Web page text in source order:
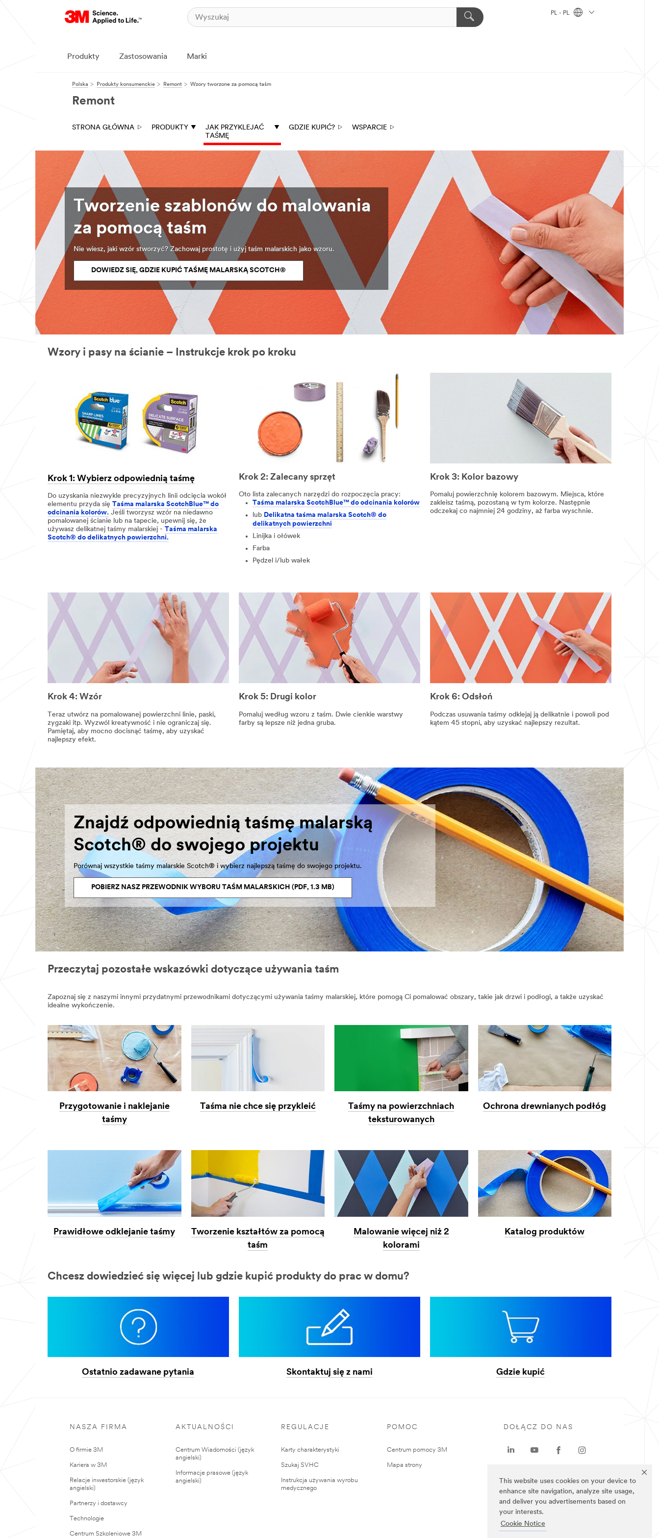
This website uses cookies on your device to
enhance site navigation, analyze site usage,
and deliver you advertisements based on
your interests.
Cookie Notice
PL - PL
Produkty Zastosowania Marki
Polska Produkty konsumenckie Remont Wzory tworzone za pomocą taśm
Remont
STRONA GŁÓWNA PRODUKTY
JAK PRZYKLEJAĆ
TAŚMĘ
GDZIE KUPIĆ? WSPARCIE
Tworzenie szablonów do malowania
za pomocą taśm
Nie wiesz, jaki wzór stworzyć? Zachowaj prostotę i użyj taśm malarskich jako wzoru.
DOWIEDZ SIĘ, GDZIE KUPIĆ TAŚMĘ MALARSKĄ SCOTCH®
Wzory i pasy na ścianie – Instrukcje krok po kroku
Krok 1: Wybierz odpowiednią taśmę
Do uzyskania niezwykle precyzyjnych linii odcięcia wokół
elementu przyda się Taśma malarska ScotchBlue™ do
odcinania kolorów. Jeśli tworzysz wzór na niedawno
pomalowanej ścianie lub na tapecie, upewnij się, że
używasz delikatnej taśmy malarskiej - Taśma malarska
Scotch® do delikatnych powierzchni.
Krok 2: Zalecany sprzęt
Oto lista zalecanych narzędzi do rozpoczęcia pracy:
Taśma malarska ScotchBlue™ do odcinania kolorów
lub Delikatna taśma malarska Scotch® do
delikatnych powierzchni
Linijka i ołówek
Farba
Pędzel i/lub wałek
Krok 3: Kolor bazowy
Pomaluj powierzchnię kolorem bazowym. Miejsca, które
zakleisz taśmą, pozostaną w tym kolorze. Następnie
odczekaj co najmniej 24 godziny, aż farba wyschnie.
Krok 4: Wzór
Teraz utwórz na pomalowanej powierzchni linie, paski,
zygzaki itp. Wyzwól kreatywność i nie ograniczaj się.
Pamiętaj, aby mocno docisnąć taśmę, aby uzyskać
najlepszy efekt.
Krok 5: Drugi kolor
Pomaluj według wzoru z taśm. Dwie cienkie warstwy
farby są lepsze niż jedna gruba.
Krok 6: Odsłoń
Podczas usuwania taśmy odklejaj ją delikatnie i powoli pod
kątem 45 stopni, aby uzyskać najlepszy rezultat.
Znajdź odpowiednią taśmę malarską
Scotch® do swojego projektu
Porównaj wszystkie taśmy malarskie Scotch® i wybierz najlepszą taśmę do swojego projektu.
POBIERZ NASZ PRZEWODNIK WYBORU TAŚM MALARSKICH (PDF, 1.3 MB)
Przeczytaj pozostałe wskazówki dotyczące używania taśm
Zapoznaj się z naszymi innymi przydatnymi przewodnikami dotyczącymi używania taśmy malarskiej, które pomogą Ci pomalować obszary, takie jak drzwi i podłogi, a także uzyskać
idealne wykończenie.
Przygotowanie i naklejanie
taśmy
Taśma nie chce się przykleić
Taśmy na powierzchniach
teksturowanych
Ochrona drewnianych podłóg
Prawidłowe odklejanie taśmy
Tworzenie kształtów za pomocą
taśm
Malowanie więcej niż 2
kolorami
Katalog produktów
Chcesz dowiedzieć się więcej lub gdzie kupić produkty do prac w domu?
Ostatnio zadawane pytania Skontaktuj się z nami Gdzie kupić
NASZA FIRMA
O firmie 3M
Kariera w 3M
Relacje inwestorskie (język
angielski)
Partnerzy i dostawcy
Technologie
Centrum Szkoleniowe 3M
AKTUALNOŚCI
Centrum Wiadomości (język
angielski)
Informacje prasowe (język
angielski)
REGULACJE
Karty charakterystyki
Szukaj SVHC
Instrukcja używania wyrobu
medycznego
POMOC
Centrum pomocy 3M
Mapa strony
DOŁĄCZ DO NAS